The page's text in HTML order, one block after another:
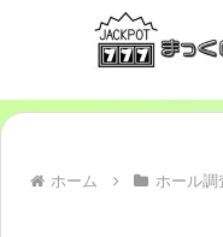
ホーム ホール調